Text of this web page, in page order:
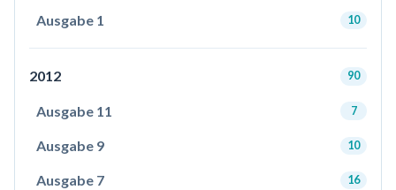
Ausgabe 1 10
2012 90
Ausgabe 11 7
Ausgabe 9 10
Ausgabe 7 16